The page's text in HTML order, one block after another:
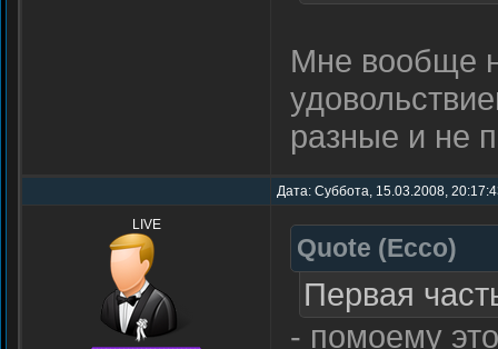
Мне вообще
разные и не
Дата: Суббота, 15.03.2008,
LIVE
Quote (Ecco)
Первая
- помоему